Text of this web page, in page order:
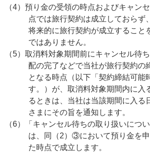
（4）預り金の受領の時点およびキャン
点では旅行契約は成立しておらず
将来的に旅行契約が成立すること
ではありません。
（5）取消料対象期間前にキャンセル待
配の完了などで当社が旅行契約の
となる時点（以下「契約締結可能
す。）が、取消料対象期間内に入
るときは、当社は当該期間に入る
さまにその旨を通知します。
（6）「キャンセル待ちの取り扱いにつ
は、同（2）③において預り金を
た時点で成立します。